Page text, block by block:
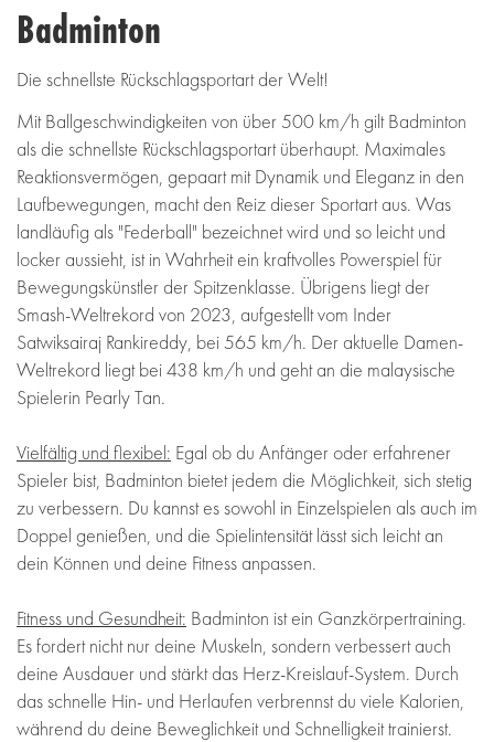
Badminton
Die schnellste Rückschlagsportart der Welt!
Mit Ballgeschwindigkeiten von über 500 km/h gilt Badminton
als die schnellste Rückschlagsportart überhaupt. Maximales
Reaktionsvermögen, gepaart mit Dynamik und Eleganz in den
Laufbewegungen, macht den Reiz dieser Sportart aus. Was
landläufig als "Federball" bezeichnet wird und so leicht und
locker aussieht, ist in Wahrheit ein kraftvolles Powerspiel für
Bewegungskünstler der Spitzenklasse. Übrigens liegt der
Smash-Weltrekord von 2023, aufgestellt vom Inder
Satwiksairaj Rankireddy, bei 565 km/h. Der aktuelle Damen-
Weltrekord liegt bei 438 km/h und geht an die malaysische
Spielerin Pearly Tan.
Vielfältig und flexibel: Egal ob du Anfänger oder erfahrener
Spieler bist, Badminton bietet jedem die Möglichkeit, sich stetig
zu verbessern. Du kannst es sowohl in Einzelspielen als auch im
Doppel genießen, und die Spielintensität lässt sich leicht an
dein Können und deine Fitness anpassen.
Fitness und Gesundheit: Badminton ist ein Ganzkörpertraining.
Es fordert nicht nur deine Muskeln, sondern verbessert auch
deine Ausdauer und stärkt das Herz-Kreislauf-System. Durch
das schnelle Hin- und Herlaufen verbrennst du viele Kalorien,
während du deine Beweglichkeit und Schnelligkeit trainierst.